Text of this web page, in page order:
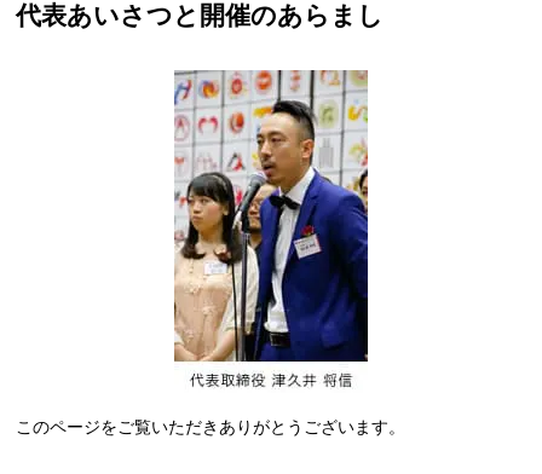
代表あいさつと開催のあらまし
このページをご覧いただきありがとうございます。